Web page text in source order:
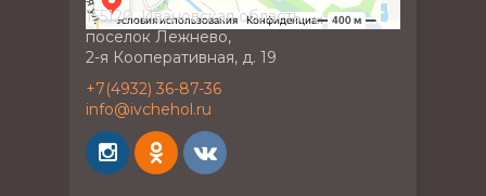
155120, Ивановская область,
поселок Лежнево,
2-я Кооперативная, д. 19
+7(4932) 36-87-36
info@ivchehol.ru